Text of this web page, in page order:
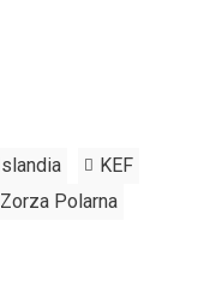
Islandia
KEF
Zorza Polarna